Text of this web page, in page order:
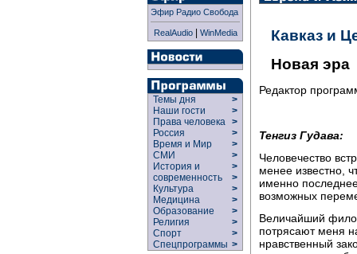
Эфир Радио Свобода
RealAudio| WinMedia
Темы дня
>
Наши гости
>
Права человека >
Россия
>
Время и Мир
>
СМИ
>
История и
современность
>
>
Культура
>
Медицина
>
Образование
>
Религия
>
Спорт
>
Спецпрограммы >
Кавказ и
Новая эра
Редактор
Тенгиз Гудава:
Человечество
менее известно,
именно
возможных
Величайший
потрясают меня
нравственный